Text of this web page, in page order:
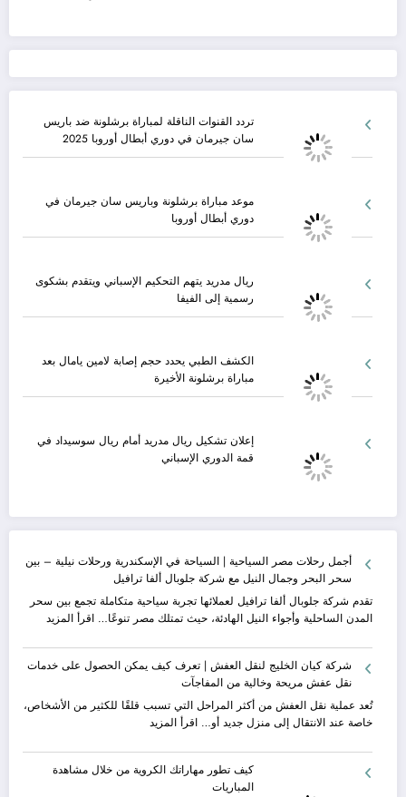
تردد القنوات الناقلة لمباراة برشلونة ضد باريس
سان جيرمان في دوري أبطال أوروبا 2025
موعد مباراة برشلونة وباريس سان جيرمان في
دوري أبطال أوروبا
ريال مدريد يتهم التحكيم الإسباني ويتقدم بشكوى
رسمية إلى الفيفا
الكشف الطبي يحدد حجم إصابة لامين يامال بعد
مباراة برشلونة الأخيرة
إعلان تشكيل ريال مدريد أمام ريال سوسيداد في
قمة الدوري الإسباني
أجمل رحلات مصر السياحية | السياحة في الإسكندرية ورحلات نيلية – بين
سحر البحر وجمال النيل مع شركة جلوبال ألفا ترافيل
تقدم شركة جلوبال ألفا ترافيل لعملائها تجربة سياحية متكاملة تجمع بين سحر
المدن الساحلية وأجواء النيل الهادئة، حيث تمتلك مصر تنوعًا… اقرأ المزيد
:
رحلات
مصر
|
الإسكندرية
شركة كيان الخليج لنقل العفش | تعرف كيف يمكن الحصول على خدمات
نقل عفش مريحة وخالية من المفاجآت
تُعد عملية نقل العفش من أكثر المراحل التي تسبب قلقًا للكثير من الأشخاص،
خاصة عند الانتقال إلى منزل جديد أو… اقرأ المزيد
:
كيان
الخليج
كيف تطور مهاراتك الكروية من خلال مشاهدة
المباريات